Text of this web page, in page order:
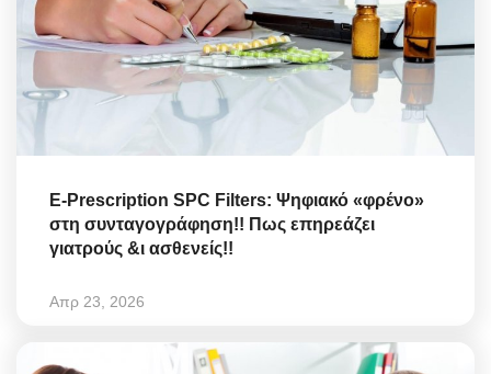
E-Prescription SPC Filters: Ψηφιακό «φρένο»
στη συνταγογράφηση!! Πως επηρεάζει
γιατρούς &ι ασθενείς!!
Απρ 23, 2026